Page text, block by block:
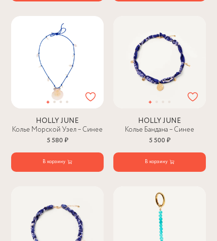
HOLLY JUNE
Колье Морской Узел – Синее
5 580 ₽
В корзину
HOLLY JUNE
Колье Бандана – Синее
5 500 ₽
В корзину